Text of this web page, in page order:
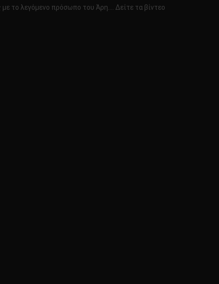
το λεγόμενο πρόσωπο του Άρη…. Δείτε τα βίντεο